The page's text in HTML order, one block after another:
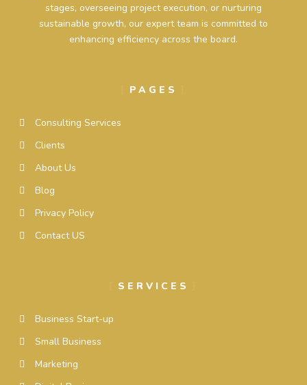
stages, overseeing project execution, or nurturing
sustainable growth, our expert team is committed to
enhancing efficiency across the board.
PAGES
Consulting Services
Clients
About Us
Blog
Privacy Policy
Contact US
SERVICES
Business Start-up
Small Business
Marketing